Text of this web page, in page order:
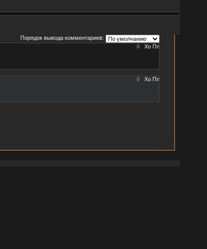
Порядок вывода комментариев:
0
0